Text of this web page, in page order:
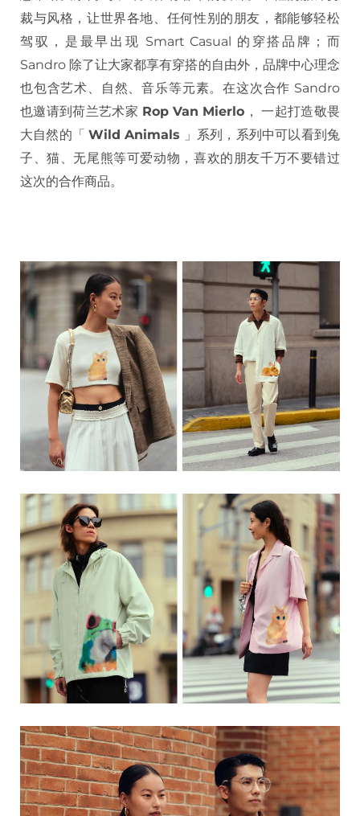
裁与风格，让世界各地、任何性别的朋友，都能够轻松
驾驭，是最早出现 Smart Casual 的穿搭品牌；而
Sandro 除了让大家都享有穿搭的自由外，品牌中心理念
也包含艺术、自然、音乐等元素。在这次合作 Sandro
也邀请到荷兰艺术家 Rop Van Mierlo ， 一起打造敬畏
大自然的「Wild Animals 」系列，系列中可以看到兔
子、猫、无尾熊等可爱动物，喜欢的朋友千万不要错过
这次的合作商品。